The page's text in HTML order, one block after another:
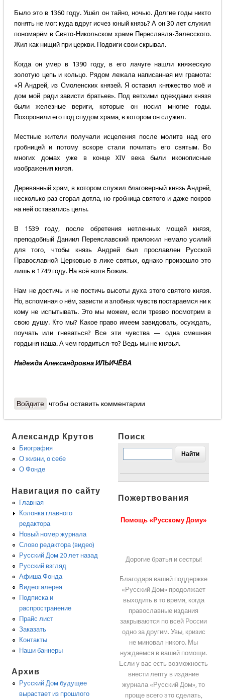
Было это в 1360 году. Ушёл он тайно, ночью. Долгие годы никто
понять не мог: куда вдруг исчез юный князь? А он 30 лет служил
пономарём в Свято-Никольском храме Переславля-Залесского.
Жил как нищий при церкви. Подвиги свои скрывал.
Когда он умер в 1390 году, в его лачуге нашли княжескую
золотую цепь и кольцо. Рядом лежала написанная им грамота:
«Я Андрей, из Смоленских князей. Я оставил княжество моё и
дом мой ради зависти братьев». Под ветхими одеждами князя
были железные вериги, которые он носил многие годы.
Похоронили его под спудом храма, в котором он служил.
Местные жители получали исцеления после молитв над его
гробницей и потому вскоре стали почитать его святым. Во
многих домах уже в конце XIV века были иконописные
изображения князя.
Деревянный храм, в котором служил благоверный князь Андрей,
несколько раз сгорал дотла, но гробница святого и даже покров
на ней оставались целы.
В 1539 году, после обретения нетленных мощей князя,
преподобный Даниил Переяславский приложил немало усилий
для того, чтобы князь Андрей был прославлен Русской
Православной Церковью в лике святых, однако произошло это
лишь в 1749 году. На всё воля Божия.
Нам не достичь и не постичь высоты духа этого святого князя.
Но, вспоминая о нём, зависти и злобных чувств постараемся ни к
кому не испытывать. Это мы можем, если трезво посмотрим в
свою душу. Кто мы? Какое право имеем завидовать, осуждать,
поучать или гневаться? Все эти чувства — одна смешная
гордыня наша. А чем гордиться-то? Ведь мы не князья.
Надежда Александровна ИЛЬИЧЁВА
Войдите чтобы оставить комментарии
Александр Крутов
Биография
О жизни, о себе
О Фонде
Навигация по сайту
Главная
Колонка главного
редактора
Новый номер журнала
Слово редактора (видео)
Русский Дом 20 лет назад
Русский взгляд
Афиша Фонда
Видеогалерея
Подписка и
распространение
Прайс лист
Заказать
Контакты
Наши баннеры
Архив
Русский Дом будущее
вырастает из прошлого
Поиск
Пожертвования
Помощь «Русскому Дому»
Дорогие братья и сестры!
Благодаря вашей поддержке
«Русский Дом» продолжает
выходить в то время, когда
православные издания
закрываются по всей России
одно за другим. Увы, кризис
не миновал никого. Мы
нуждаемся в вашей помощи.
Если у вас есть возможность
внести лепту в издание
журнала «Русский Дом», то
проще всего это сделать,